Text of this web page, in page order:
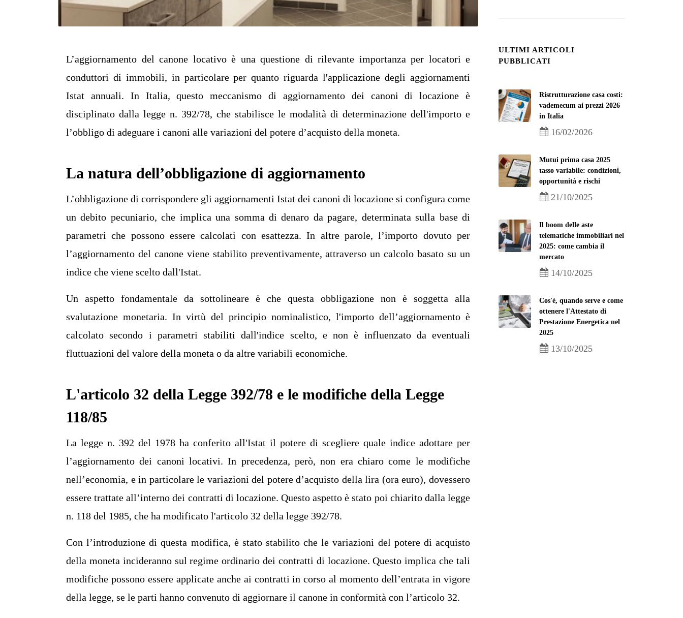
L’aggiornamento del canone locativo è una questione di rilevante importanza per locatori e
conduttori di immobili, in particolare per quanto riguarda l'applicazione degli aggiornamenti
Istat annuali. In Italia, questo meccanismo di aggiornamento dei canoni di locazione è
disciplinato dalla legge n. 392/78, che stabilisce le modalità di determinazione dell'importo e
l’obbligo di adeguare i canoni alle variazioni del potere d’acquisto della moneta.
La natura dell’obbligazione di aggiornamento
L’obbligazione di corrispondere gli aggiornamenti Istat dei canoni di locazione si configura come
un debito pecuniario, che implica una somma di denaro da pagare, determinata sulla base di
parametri che possono essere calcolati con esattezza. In altre parole, l’importo dovuto per
l’aggiornamento del canone viene stabilito preventivamente, attraverso un calcolo basato su un
indice che viene scelto dall'Istat.
Un aspetto fondamentale da sottolineare è che questa obbligazione non è soggetta alla
svalutazione monetaria. In virtù del principio nominalistico, l'importo dell’aggiornamento è
calcolato secondo i parametri stabiliti dall'indice scelto, e non è influenzato da eventuali
fluttuazioni del valore della moneta o da altre variabili economiche.
L'articolo 32 della Legge 392/78 e le modifiche della Legge
118/85
La legge n. 392 del 1978 ha conferito all'Istat il potere di scegliere quale indice adottare per
l’aggiornamento dei canoni locativi. In precedenza, però, non era chiaro come le modifiche
nell’economia, e in particolare le variazioni del potere d’acquisto della lira (ora euro), dovessero
essere trattate all’interno dei contratti di locazione. Questo aspetto è stato poi chiarito dalla legge
n. 118 del 1985, che ha modificato l'articolo 32 della legge 392/78.
Con l’introduzione di questa modifica, è stato stabilito che le variazioni del potere di acquisto
della moneta incideranno sul regime ordinario dei contratti di locazione. Questo implica che tali
modifiche possono essere applicate anche ai contratti in corso al momento dell’entrata in vigore
della legge, se le parti hanno convenuto di aggiornare il canone in conformità con l’articolo 32.
ULTIMI ARTICOLI
PUBBLICATI
Ristrutturazione casa costi:
vademecum ai prezzi 2026
in Italia
16/02/2026
Mutui prima casa 2025
tasso variabile: condizioni,
opportunità e rischi
21/10/2025
Il boom delle aste
telematiche immobiliari nel
2025: come cambia il
mercato
14/10/2025
Cos'è, quando serve e come
ottenere l'Attestato di
Prestazione Energetica nel
2025
13/10/2025